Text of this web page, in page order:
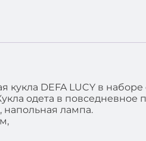
кукла DEFA LUCY в
одета в
напольная лампа.